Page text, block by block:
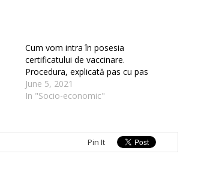
Cum vom intra în posesia
certificatului de vaccinare.
Procedura, explicată pas cu pas
June 5, 2021
In "Socio-economic"
Pin It